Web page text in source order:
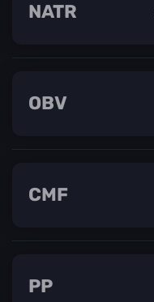
NATR
OBV
CMF
PP